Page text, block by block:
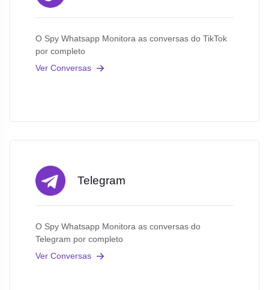
O Spy Whatsapp Monitora as conversas do TikTok
por completo
Ver Conversas
Telegram
O Spy Whatsapp Monitora as conversas do
Telegram por completo
Ver Conversas